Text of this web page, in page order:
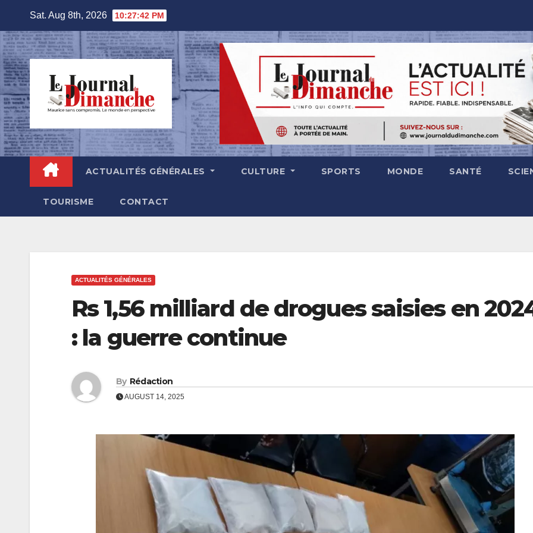
content
Sat. Aug 8th, 2026 10:27:43 PM
ACTUALITÉS GÉNÉRALES CULTURE SPORTS MONDE SANTÉ
TOURISME CONTACT
ACTUALITÉS GÉNÉRALES
Rs 1,56 milliard de drogues saisies en
: la guerre continue
By Rédaction
AUGUST 14, 2025
ECONOMIE
CEB :
ECONOMIE
Coopération
ECONOMIE